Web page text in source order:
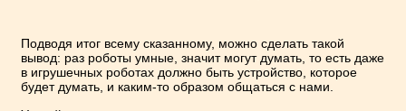
Подводя итог всему сказанному, можно сделать такой
вывод: раз роботы умные, значит могут думать, то есть даже
в игрушечных роботах должно быть устройство, которое
будет думать, и каким-то образом общаться с нами.